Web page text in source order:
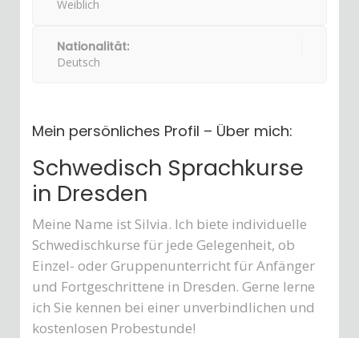
Weiblich
Nationalität:
Deutsch
Mein persönliches Profil – Über mich:
Schwedisch Sprachkurse
in Dresden
Meine Name ist Silvia. Ich biete individuelle
Schwedischkurse für jede Gelegenheit, ob
Einzel- oder Gruppenunterricht für Anfänger
und Fortgeschrittene in Dresden. Gerne lerne
ich Sie kennen bei einer unverbindlichen und
kostenlosen Probestunde!